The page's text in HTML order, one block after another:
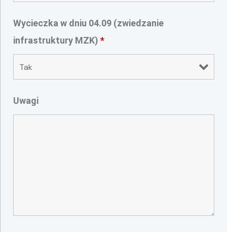
Wycieczka w dniu 04.09 (zwiedzanie
infrastruktury MZK) *
Uwagi